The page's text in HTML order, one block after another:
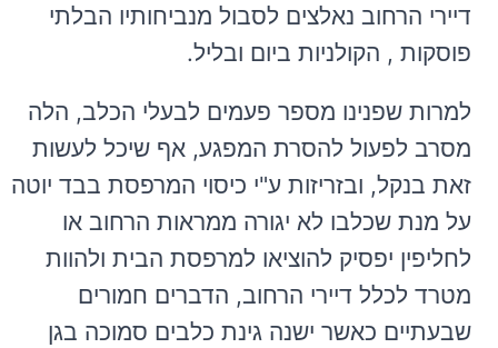
דיירי הרחוב נאלצים לסבול מנביחותיו הבלתי
פוסקות , הקולניות ביום ובליל.
למרות שפנינו מספר פעמים לבעלי הכלב, הלה
מסרב לפעול להסרת המפגע, אף שיכל לעשות
זאת בנקל, ובזריזות ע"י כיסוי המרפסת בבד יוטה
על מנת שכלבו לא יגורה ממראות הרחוב או
לחליפין יפסיק להוציאו למרפסת הבית ולהוות
מטרד לכלל דיירי הרחוב, הדברים חמורים
שבעתיים כאשר ישנה גינת כלבים סמוכה בגן